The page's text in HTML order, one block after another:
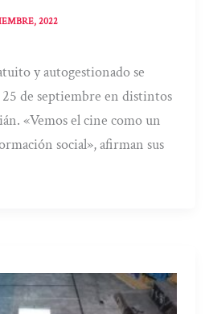
2022
y autogestionado se
de septiembre en distintos
«Vemos el cine como un
social», afirman sus